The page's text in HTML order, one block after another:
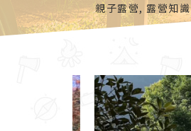
親子露營, 露營知識